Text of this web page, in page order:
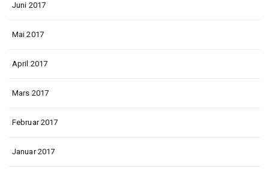
Juni 2017
Mai 2017
April 2017
Mars 2017
Februar 2017
Januar 2017